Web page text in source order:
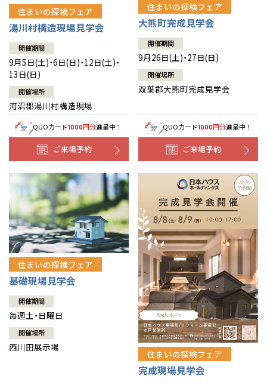
住まいの探検フェア
湯川村構造現場見学会
開催期間
9月5日(土)・6日(日)・12日(土)・
13日(日)
開催場所
河沼郡湯川村構造現場
QUOカード1000円分進呈中！
ご来場予約
住まいの探検フェア
大熊町完成見学会
開催期間
9月26日(土)・27日(日)
開催場所
双葉郡大熊町完成見学会
QUOカード1000円分進呈中！
ご来場予約
住まいの探検フェア
基礎現場見学会
開催期間
毎週土・日曜日
開催場所
西川田展示場
住まいの探検フェア
完成現場見学会